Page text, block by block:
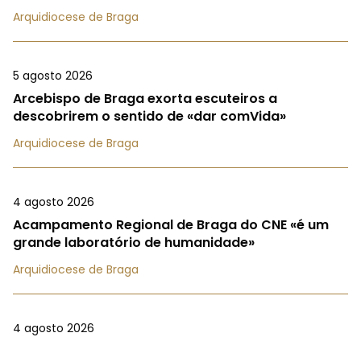
Arquidiocese de Braga
5 agosto 2026
Arcebispo de Braga exorta escuteiros a
descobrirem o sentido de «dar comVida»
Arquidiocese de Braga
4 agosto 2026
Acampamento Regional de Braga do CNE «é um
grande laboratório de humanidade»
Arquidiocese de Braga
4 agosto 2026